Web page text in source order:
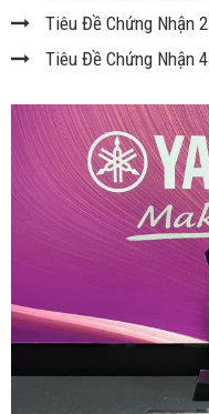
Tiêu Đề Chứng Nhận 2
Tiêu Đề Chứng Nhận 4